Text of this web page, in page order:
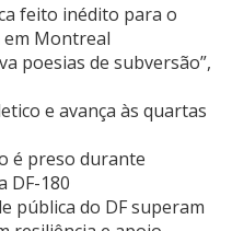
feito inédito para o
em Montreal
poesias de subversão”,
e avança às quartas
é preso durante
DF-180
pública do DF superam